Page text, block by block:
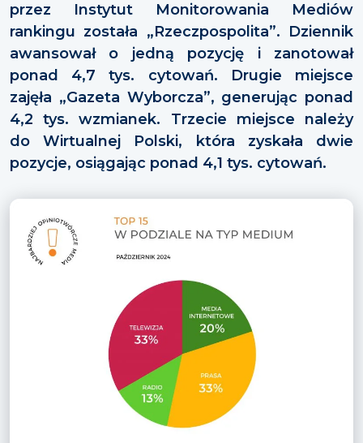
przez Instytut Monitorowania Mediów
rankingu została „Rzeczpospolita”. Dziennik
awansował o jedną pozycję i zanotował
ponad 4,7 tys. cytowań. Drugie miejsce
zajęła „Gazeta Wyborcza”, generując ponad
4,2 tys. wzmianek. Trzecie miejsce należy
do Wirtualnej Polski, która zyskała dwie
pozycje, osiągając ponad 4,1 tys. cytowań.